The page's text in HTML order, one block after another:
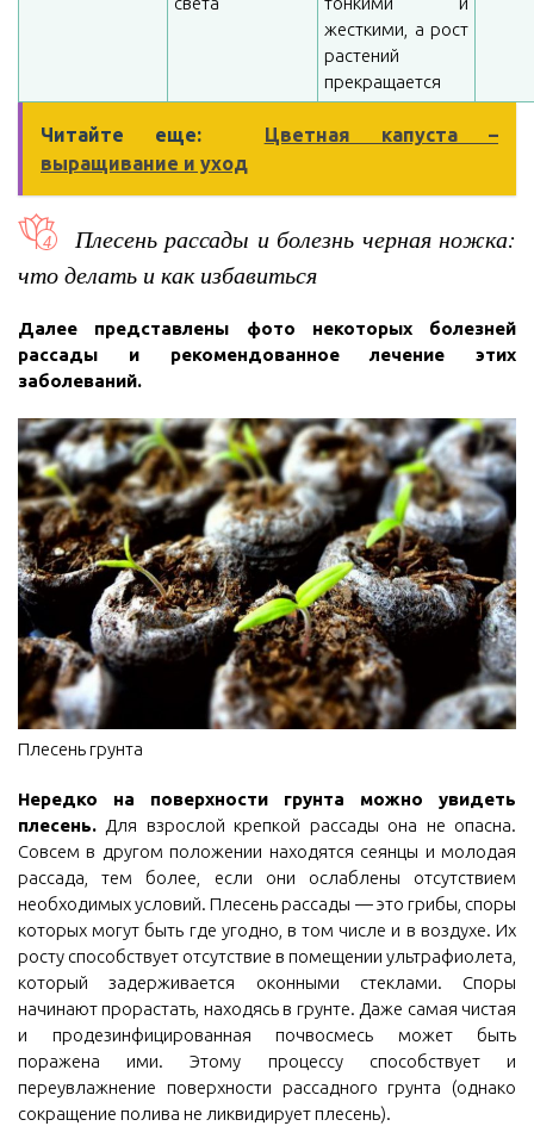
жесткими, а рост
растений
прекращается
Читайте еще:
Цветная капуста –
выращивание и уход
Плесень рассады и болезнь черная ножка:
что делать и как избавиться
Далее представлены фото некоторых болезней
рассады и рекомендованное лечение этих
заболеваний.
Плесень грунта
Нередко на поверхности грунта можно увидеть
плесень. Для взрослой крепкой рассады она не опасна.
Совсем в другом положении находятся сеянцы и молодая
рассада, тем более, если они ослаблены отсутствием
необходимых условий. Плесень рассады — это грибы, споры
которых могут быть где угодно, в том числе и в воздухе. Их
росту способствует отсутствие в помещении ультрафиолета,
который задерживается оконными стеклами. Споры
начинают прорастать, находясь в грунте. Даже самая чистая
и продезинфицированная почвосмесь может быть
поражена ими. Этому процессу способствует и
переувлажнение поверхности рассадного грунта (однако
сокращение полива не ликвидирует плесень).